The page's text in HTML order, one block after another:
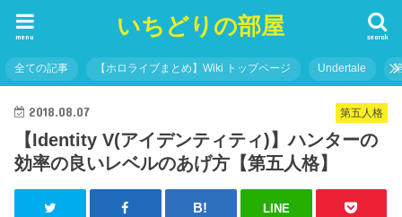
いちどりの部屋 search
menu
全ての記事 【ホロライブまとめ】Wiki トップページ Undertale
第五人格
2018.08.07
【Identity V(アイデンティティ)】ハンターの
効率の良いレベルのあげ方【第五人格】
LINE